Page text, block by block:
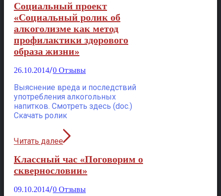
Социальный проект
«Социальный ролик об
алкоголизме как метод
профилактики здорового
образа жизни»
26.10.2014/0 Отзывы
Выяснение вреда и последствий
употребления алкогольных
напитков. Смотреть здесь (doc.)
Скачать ролик
Читать далее
Классный час «Поговорим о
сквернословии»
09.10.2014/0 Отзывы